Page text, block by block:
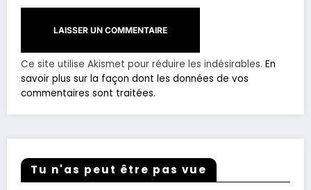
Ce site utilise Akismet pour réduire les indésirables. En
savoir plus sur la façon dont les données de vos
commentaires sont traitées.
Tu n'as peut être pas vue